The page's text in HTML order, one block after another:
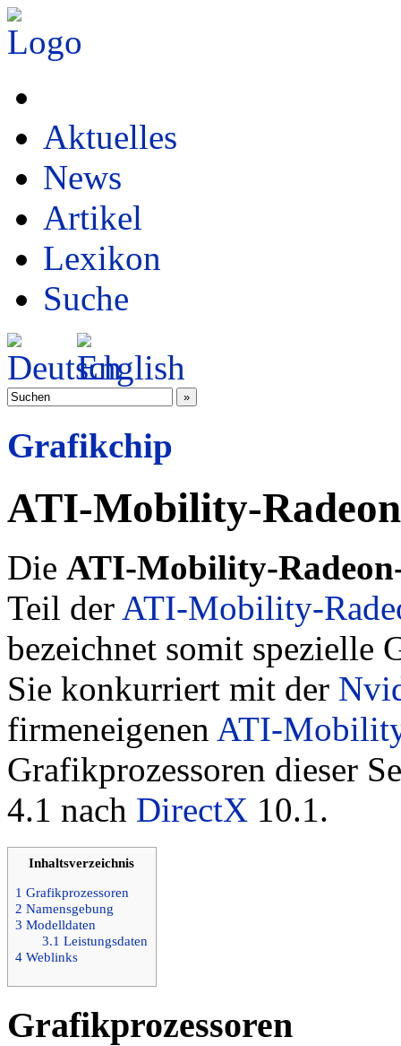
Aktuelles
News
Artikel
Lexikon
Suche
Grafikchip
ATI-Mobility-
Die ATI-Mobility-
Teil der ATI-Mobility-
bezeichnet somit spezielle
Sie konkurriert mit der
firmeneigenen ATI-
Grafikprozessoren dieser
4.1 nach DirectX 10.1.
Inhaltsverzeichnis
1 Grafikprozessoren
2 Namensgebung
3 Modelldaten
3.1 Leistungsdaten
4 Weblinks
Grafikprozessoren